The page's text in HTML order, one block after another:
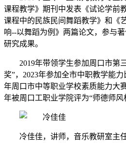
课程教学》期刊中发表《试论学前
课程中的民族民间舞蹈教学》和《
响--以舞蹈为例》两篇论文，参与
研究成果。
2019年带领学生参加周口市第
奖”，2023年参加全市中职教学能
年周口市中等职业学校素质能力大
年被周口工职业学院评为“师德师风
冷佳佳，讲师，音乐教研室主